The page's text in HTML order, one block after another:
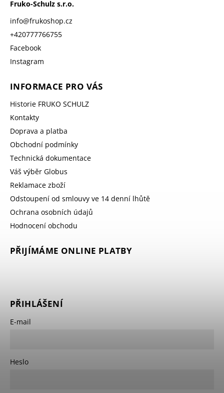
Fruko-Schulz s.r.o.
info@frukoshop.cz
+420777766755
Facebook
Instagram
INFORMACE PRO VÁS
Historie FRUKO SCHULZ
Kontakty
Doprava a platba
Obchodní podmínky
Technická dokumentace
Váš výběr Globus
Reklamace zboží
Odstoupení od smlouvy ve 14 denní lhůtě
Ochrana osobních údajů
Hodnocení obchodu
PŘIJÍMÁME ONLINE PLATBY
PŘIHLÁŠENÍ
E-mail
Heslo